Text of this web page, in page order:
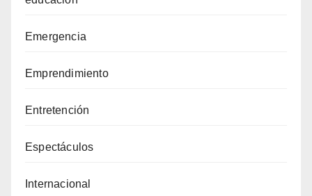
Emergencia
Emprendimiento
Entretención
Espectáculos
Internacional